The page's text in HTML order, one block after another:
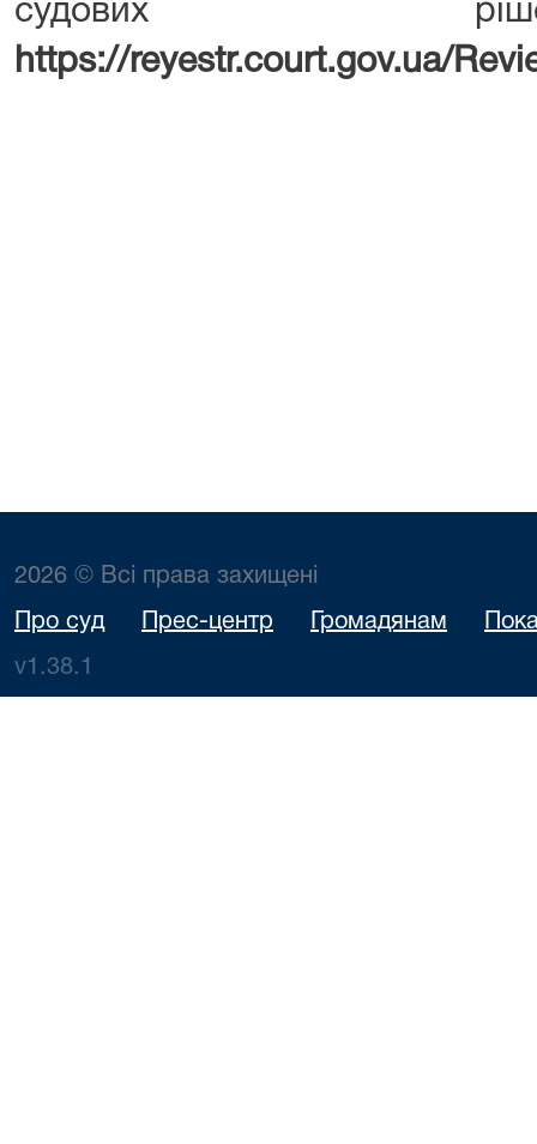
судових
https://reyestr.court.gov.ua/
2026 © Всі права захищені
Про суд Прес-центр Громадянам
v1.38.1